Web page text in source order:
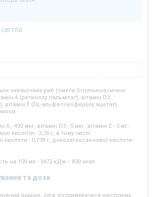
океанічних риб (омега-3-поліненасичені
А (ретинолу пальмітат), вітамін D3
вітамін Е (DL-альфа-токоферолу ацетат),
А - 400 мкг, вітамін D3 - 5 мкг, вітамін Е - 5 мг,
кислоти - 2,26 г, в тому числі
кислоти - 0,738 г, докозагексаєнової кислоти -
на 100 мл - 3472 кДж / 830 ккал.
та дози
інакше, слід дотримуватися наступних